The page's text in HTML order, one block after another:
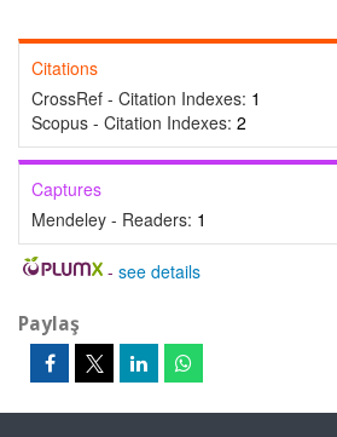
Citations
CrossRef - Citation Indexes: 1
Scopus - Citation Indexes: 2
Captures
Mendeley - Readers: 1
- see details
Paylaş